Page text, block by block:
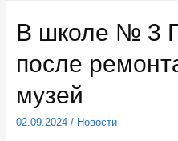
олимпийской
по
биатлону
Богалий
новый
В школе № 3
после
музей
02.09.2024/ Новости